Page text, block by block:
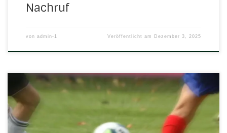
Nachruf
von admin-1 Veröffentlicht am Dezember 3, 2025
Die D-Jugend der JSG H/N/U ist mit zwei Mannschaften in
die Hallenrunde des Werra-Meißner-Kreises gestartet.
Dabei hat die D1 gute Chancen, die Zwischenrunde zu